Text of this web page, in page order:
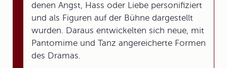
denen Angst, Hass oder Liebe personifiziert
und als Figuren auf der Bühne dargestellt
wurden. Daraus entwickelten sich neue, mit
Pantomime und Tanz angereicherte Formen
des Dramas.